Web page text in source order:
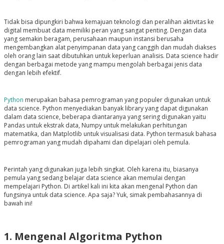
Tidak bisa dipungkiri bahwa kemajuan teknologi dan peralihan aktivitas ke
digital membuat data memiliki peran yang sangat penting. Dengan data
yang semakin beragam, perusahaan maupun instansi berusaha
mengembangkan alat penyimpanan data yang canggih dan mudah diakses
oleh orang lain saat dibutuhkan untuk keperluan analisis. Data science hadir
dengan berbagai metode yang mampu mengolah berbagai jenis data
dengan lebih efektif.
Python merupakan bahasa pemrograman yang populer digunakan untuk
data science. Python menyediakan banyak library yang dapat digunakan
dalam data science, beberapa diantaranya yang sering digunakan yaitu
Pandas untuk ekstrak data, Numpy untuk melakukan perhitungan
matematika, dan Matplotlib untuk visualisasi data. Python termasuk bahasa
pemrograman yang mudah dipahami dan dipelajari oleh pemula.
Perintah yang digunakan juga lebih singkat. Oleh karena itu, biasanya
pemula yang sedang belajar data science akan memulai dengan
mempelajari Python. Di artikel kali ini kita akan mengenal Python dan
fungsinya untuk data science. Apa saja? Yuk, simak pembahasannya di
bawah ini!
1. Mengenal Algoritma Python